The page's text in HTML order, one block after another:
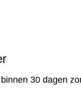
30 dagen